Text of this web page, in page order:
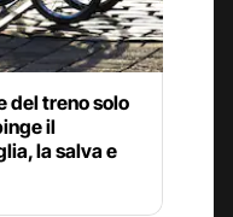
del treno solo
il
la salva e